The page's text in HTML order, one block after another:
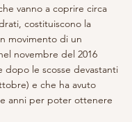
vanno a coprire circa
costituiscono la
movimento di un
novembre del 2016
dopo le scosse devastanti
e che ha avuto
anni per poter ottenere